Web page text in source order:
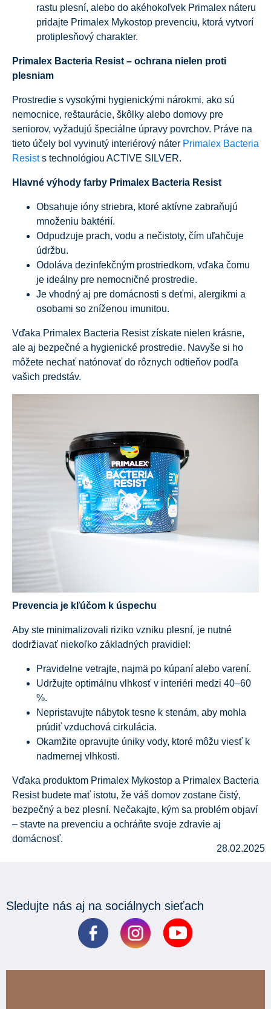
rastu plesní, alebo do akéhokoľvek Primalex náteru
pridajte Primalex Mykostop prevenciu, ktorá vytvorí
protiplesňový charakter.
Primalex Bacteria Resist – ochrana nielen proti
plesniam
Prostredie s vysokými hygienickými nárokmi, ako sú
nemocnice, reštaurácie, škôlky alebo domovy pre
seniorov, vyžadujú špeciálne úpravy povrchov. Práve na
tieto účely bol vyvinutý interiérový náter Primalex Bacteria
Resists technológiou ACTIVE SILVER.
Hlavné výhody farby Primalex Bacteria Resist
Obsahuje ióny striebra, ktoré aktívne zabraňujú
množeniu baktérií.
Odpudzuje prach, vodu a nečistoty, čím uľahčuje
údržbu.
Odoláva dezinfekčným prostriedkom, vďaka čomu
je ideálny pre nemocničné prostredie.
Je vhodný aj pre domácnosti s deťmi, alergikmi a
osobami so zníženou imunitou.
Vďaka Primalex Bacteria Resist získate nielen krásne,
ale aj bezpečné a hygienické prostredie. Navyše si ho
môžete nechať natónovať do rôznych odtieňov podľa
vašich predstáv.
Prevencia je kľúčom k úspechu
Aby ste minimalizovali riziko vzniku plesní, je nutné
dodržiavať niekoľko základných pravidiel:
Pravidelne vetrajte, najmä po kúpaní alebo varení.
Udržujte optimálnu vlhkosť v interiéri medzi 40–60
%.
Nepristavujte nábytok tesne k stenám, aby mohla
prúdiť vzduchová cirkulácia.
Okamžite opravujte úniky vody, ktoré môžu viesť k
nadmernej vlhkosti.
Vďaka produktom Primalex Mykostop a Primalex Bacteria
Resist budete mať istotu, že váš domov zostane čistý,
bezpečný a bez plesní. Nečakajte, kým sa problém objaví
– stavte na prevenciu a ochráňte svoje zdravie aj
domácnosť.
28.02.2025
Sledujte nás aj na sociálnych sieťach